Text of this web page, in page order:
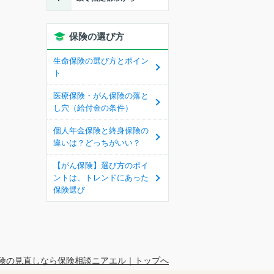
保険の選び方
生命保険の選び方とポイン
ト
医療保険・がん保険の落と
し穴（給付金の条件）
個人年金保険と終身保険の
違いは？どっちがいい？
【がん保険】選び方のポイ
ントは、トレンドにあった
保険選び
の見直しなら保険相談ニアエル｜トップへ